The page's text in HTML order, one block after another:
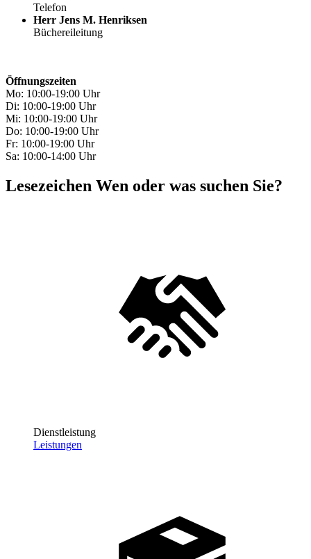
Telefon
Herr Jens M. Henriksen
Büchereileitung
Öffnungszeiten
Mo: 10:00-19:00 Uhr
Di: 10:00-19:00 Uhr
Mi: 10:00-19:00 Uhr
Do: 10:00-19:00 Uhr
Fr: 10:00-19:00 Uhr
Sa: 10:00-14:00 Uhr
Lesezeichen Wen oder was suchen Sie?
Dienstleistung
Leistungen